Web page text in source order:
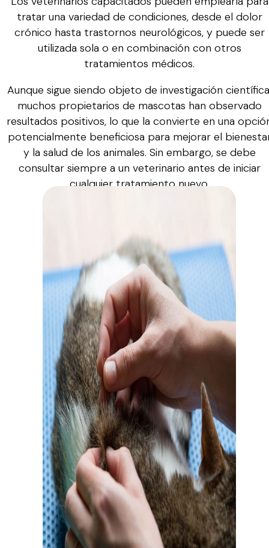
tratar una variedad de condiciones, desde el dolor
crónico hasta trastornos neurológicos, y puede ser
utilizada sola o en combinación con otros
tratamientos médicos.
Aunque sigue siendo objeto de investigación
muchos propietarios de mascotas han observado
resultados positivos, lo que la convierte en una
potencialmente beneficiosa para mejorar el
y la salud de los animales. Sin embargo, se debe
consultar siempre a un veterinario antes de iniciar
cualquier tratamiento nuevo.